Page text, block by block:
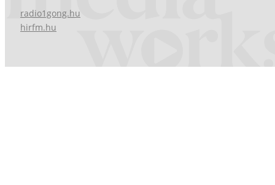
radio1gong.hu
hirfm.hu